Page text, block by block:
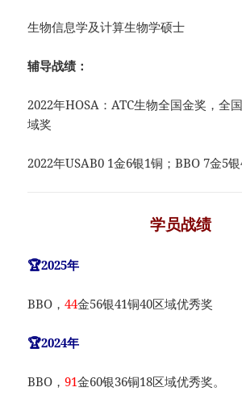
生物信息学及计算生物学硕士
辅导战绩：
2022年HOSA：ATC生物全国金奖，全
域奖
2022年USAB0 1金6银1铜；BBO 7金5
学员战绩
🏆2025年
BBO，44金56银41铜40区域优秀奖
🏆2024年
BBO，91金60银36铜18区域优秀奖。